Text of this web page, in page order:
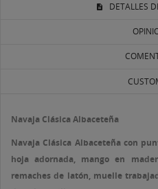
DETALLES
Navaja Clásica Albaceteña
Navaja Clásica Albaceteña con
hoja adornada, mango en
remaches de latón, muelle